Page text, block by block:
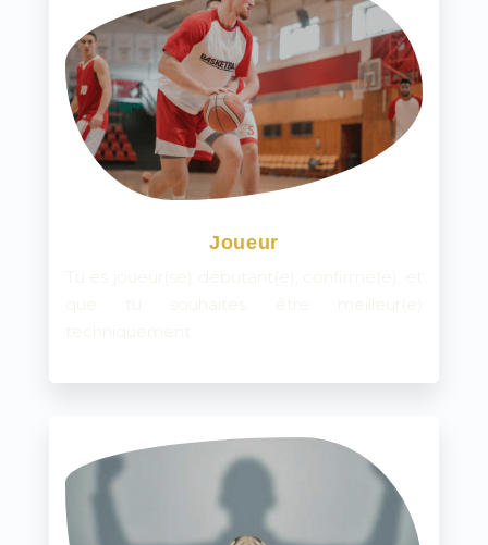
Joueur
Tu es joueur(se) débutant(e), confirmé(e), et
que tu souhaites être meilleur(e)
techniquement